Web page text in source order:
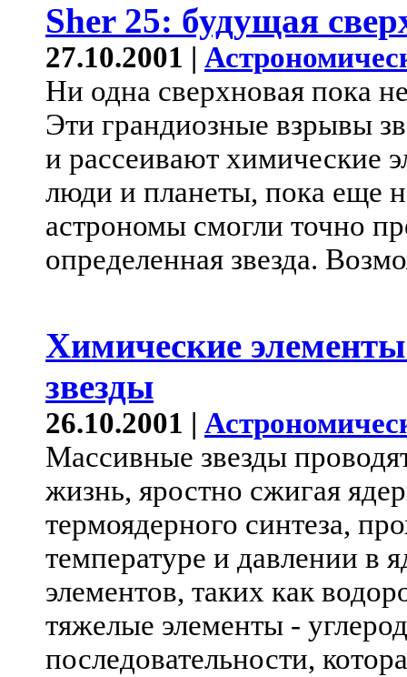
Sher 25: будущая
27.10.2001 |
Ни одна сверхновая пока
Эти грандиозные взрывы
и рассеивают химические
люди и планеты, пока еще
астрономы смогли точно
определенная звезда.
Химические элементы
звезды
26.10.2001 |
Массивные звезды
жизнь, яростно сжигая
термоядерного синтеза,
температуре и давлении в
элементов, таких как
тяжелые элементы -
последовательности,